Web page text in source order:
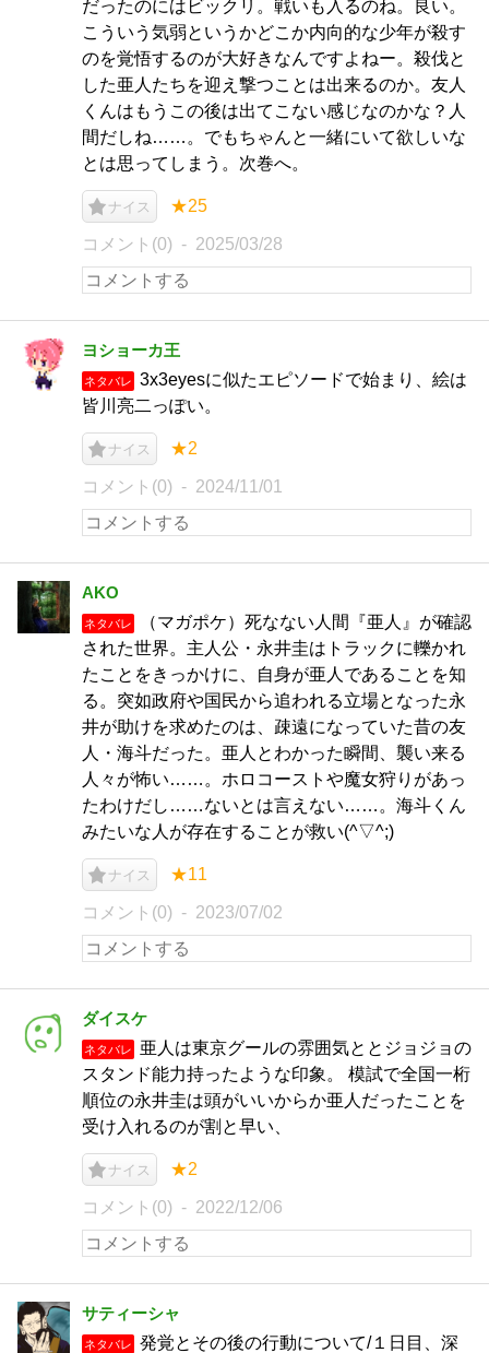
だったのにはビックリ。戦いも入るのね。良い。
こういう気弱というかどこか内向的な少年が殺す
のを覚悟するのが大好きなんですよねー。殺伐と
した亜人たちを迎え撃つことは出来るのか。友人
くんはもうこの後は出てこない感じなのかな？人
間だしね……。でもちゃんと一緒にいて欲しいな
とは思ってしまう。次巻へ。
ナイス ★25
コメント(0) 2025/03/28
ヨショーカ王
ネタバレ
3x3eyesに似たエピソードで始まり、絵は
皆川亮二っぽい。
ナイス ★2
コメント(0) 2024/11/01
AKO
ネタバレ
（マガポケ）死なない人間『亜人』が確認
された世界。主人公・永井圭はトラックに轢かれ
たことをきっかけに、自身が亜人であることを知
る。突如政府や国民から追われる立場となった永
井が助けを求めたのは、疎遠になっていた昔の友
人・海斗だった。亜人とわかった瞬間、襲い来る
人々が怖い……。ホロコーストや魔女狩りがあっ
たわけだし……ないとは言えない……。海斗くん
みたいな人が存在することが救い(^▽^;)
ナイス ★11
コメント(0) 2023/07/02
ダイスケ
ネタバレ
亜人は東京グールの雰囲気ととジョジョの
スタンド能力持ったような印象。 模試で全国一桁
順位の永井圭は頭がいいからか亜人だったことを
受け入れるのが割と早い、
ナイス ★2
コメント(0) 2022/12/06
サティーシャ
ネタバレ
発覚とその後の行動について/１日目、深